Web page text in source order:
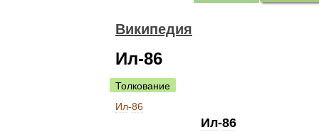
Википедия
Ил-86
Толкование
Ил-86
Ил-86